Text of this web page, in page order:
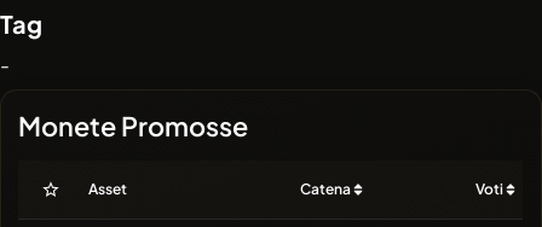
Tag
-
Monete Promosse
Asset Catena Voti